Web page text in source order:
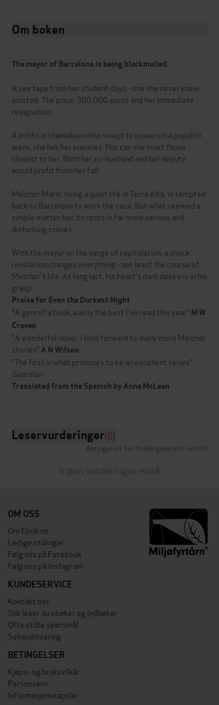
Om boken
The mayor of Barcelona is being blackmailed.
A sex tape from her student days - one she never knew
existed. The price: 300,000 euros and her immediate
resignation.
A political chameleon who swept to power on a populist
wave, she has her enemies. Nor can she trust those
closest to her. Both her ex-husband and her deputy
would profit from her fall.
Melchor Marín, living a quiet life in Terra Alta, is tempted
back to Barcelona to work the case. But what seemed a
simple matter has its roots in far more serious and
disturbing crimes.
With the mayor on the verge of capitulation, a shock
revelation changes everything - not least the course of
Melchor's life. At long last, his heart's dark desire is in his
grasp.
Praise for Even the Darkest Night
"A gem of a book, easily the best I've read this year" M W
Craven
"A wonderful novel. I look forward to many more Melchor
stories" A N Wilson
"The first in what promises to be an excellent series"
Guardian
Translated from the Spanish by Anne McLean
Leservurderinger(0)
Betingelser for brukergenerert innhold
Ingen vurderinger ennå
OM OSS
Om Ebok.no
Ledige stillinger
Følg oss på Facebook
Følg oss på Instagram
KUNDESERVICE
Kontakt oss
Slik leser du ebøker og lydbøker
Ofte stilte spørsmål
Selvpublisering
BETINGELSER
Kjøps- og bruksvilkår
Personvern
Informasjonskapsler